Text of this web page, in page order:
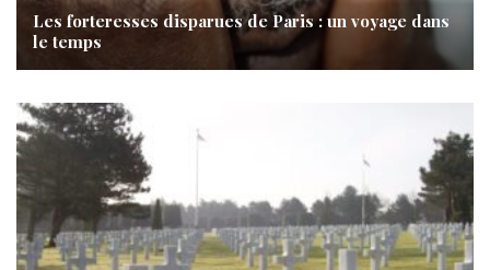
Les forteresses disparues de Paris : un voyage dans
le temps